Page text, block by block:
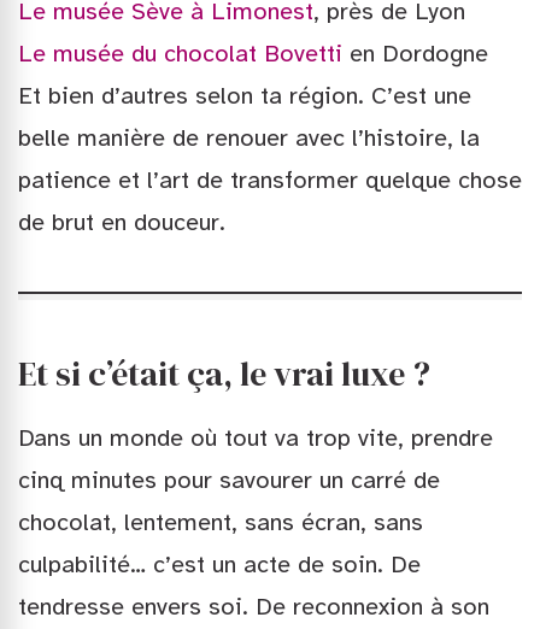
Le musée Sève à Limonest, près de Lyon
Le musée du chocolat Bovetti en Dordogne
Et bien d’autres selon ta région. C’est une
belle manière de renouer avec l’histoire, la
patience et l’art de transformer quelque chose
de brut en douceur.
Et si c’était ça, le vrai luxe ?
Dans un monde où tout va trop vite, prendre
cinq minutes pour savourer un carré de
chocolat, lentement, sans écran, sans
culpabilité… c’est un acte de soin. De
tendresse envers soi. De reconnexion à son